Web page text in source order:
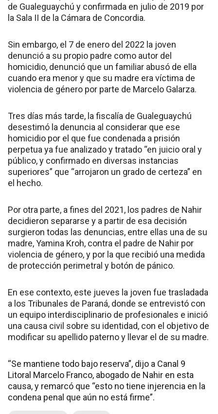
de Gualeguaychú y confirmada en julio de 2019 por
la Sala II de la Cámara de Concordia.
Sin embargo, el 7 de enero del 2022 la joven
denunció a su propio padre como autor del
homicidio, denunció que un familiar abusó de ella
cuando era menor y que su madre era víctima de
violencia de género por parte de Marcelo Galarza.
Tres días más tarde, la fiscalía de Gualeguaychú
desestimó la denuncia al considerar que ese
homicidio por el que fue condenada a prisión
perpetua ya fue analizado y tratado “en juicio oral y
público, y confirmado en diversas instancias
superiores” que “arrojaron un grado de certeza” en
el hecho.
Por otra parte, a fines del 2021, los padres de Nahir
decidieron separarse y a partir de esa decisión
surgieron todas las denuncias, entre ellas una de su
madre, Yamina Kroh, contra el padre de Nahir por
violencia de género, y por la que recibió una medida
de protección perimetral y botón de pánico.
En ese contexto, este jueves la joven fue trasladada
a los Tribunales de Paraná, donde se entrevistó con
un equipo interdisciplinario de profesionales e inició
una causa civil sobre su identidad, con el objetivo de
modificar su apellido paterno y llevar el de su madre.
“Se mantiene todo bajo reserva”, dijo a Canal 9
Litoral Marcelo Franco, abogado de Nahir en esta
causa, y remarcó que “esto no tiene injerencia en la
condena penal que aún no está firme”.